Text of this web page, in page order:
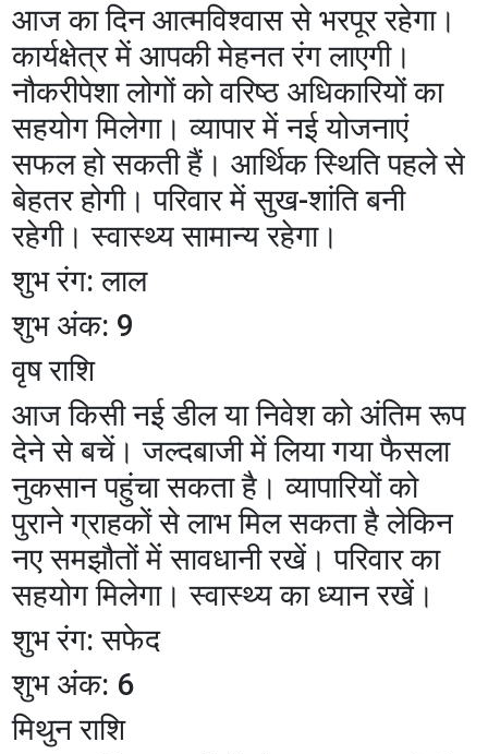
आज का दिन आत्मविश्वास से भरपूर रहेगा।
कार्यक्षेत्र में आपकी मेहनत रंग लाएगी।
नौकरीपेशा लोगों को वरिष्ठ अधिकारियों का
सहयोग मिलेगा। व्यापार में नई योजनाएं
सफल हो सकती हैं। आर्थिक स्थिति पहले से
बेहतर होगी। परिवार में सुख-शांति बनी
रहेगी। स्वास्थ्य सामान्य रहेगा।
शुभ रंग: लाल
शुभ अंक: 9
वृष राशि
आज किसी नई डील या निवेश को अंतिम रूप
देने से बचें। जल्दबाजी में लिया गया फैसला
नुकसान पहुंचा सकता है। व्यापारियों को
पुराने ग्राहकों से लाभ मिल सकता है लेकिन
नए समझौतों में सावधानी रखें। परिवार का
सहयोग मिलेगा। स्वास्थ्य का ध्यान रखें।
शुभ रंग: सफेद
शुभ अंक: 6
मिथुन राशि